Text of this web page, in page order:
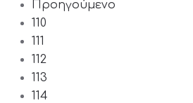
Προηγούμενο
110
111
112
113
114